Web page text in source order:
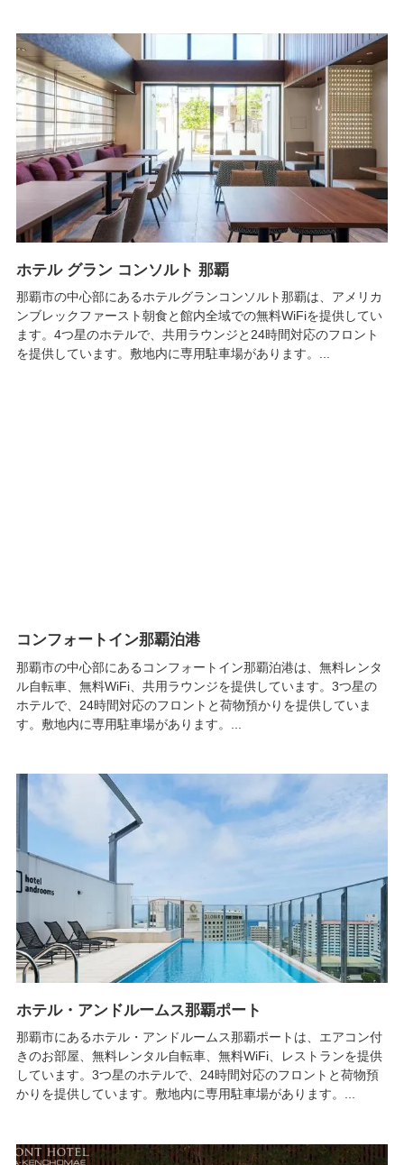
ホテル グラン コンソルト 那覇
那覇市の中心部にあるホテルグランコンソルト那覇は、アメリカ
ンブレックファースト朝食と館内全域での無料WiFiを提供してい
ます。4つ星のホテルで、共用ラウンジと24時間対応のフロント
を提供しています。敷地内に専用駐車場があります。...
コンフォートイン那覇泊港
那覇市の中心部にあるコンフォートイン那覇泊港は、無料レンタ
ル自転車、無料WiFi、共用ラウンジを提供しています。3つ星の
ホテルで、24時間対応のフロントと荷物預かりを提供していま
す。敷地内に専用駐車場があります。...
ホテル・アンドルームス那覇ポート
那覇市にあるホテル・アンドルームス那覇ポートは、エアコン付
きのお部屋、無料レンタル自転車、無料WiFi、レストランを提供
しています。3つ星のホテルで、24時間対応のフロントと荷物預
かりを提供しています。敷地内に専用駐車場があります。...